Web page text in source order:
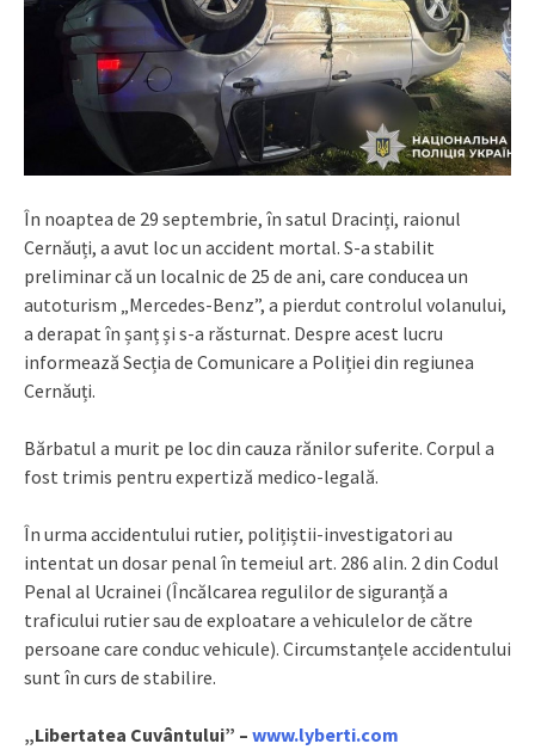
În noaptea de 29 septembrie, în satul Dracinți, raionul
Cernăuți, a avut loc un accident mortal. S-a stabilit
preliminar că un localnic de 25 de ani, care conducea un
autoturism „Mercedes-Benz”, a pierdut controlul volanului,
a derapat în șanț și s-a răsturnat. Despre acest lucru
informează Secția de Comunicare a Poliției din regiunea
Cernăuți.
Bărbatul a murit pe loc din cauza rănilor suferite. Corpul a
fost trimis pentru expertiză medico-legală.
În urma accidentului rutier, polițiștii-investigatori au
intentat un dosar penal în temeiul art. 286 alin. 2 din Codul
Penal al Ucrainei (Încălcarea regulilor de siguranță a
traficului rutier sau de exploatare a vehiculelor de către
persoane care conduc vehicule). Circumstanțele accidentului
sunt în curs de stabilire.
„Libertatea Cuvântului” – www.lyberti.com